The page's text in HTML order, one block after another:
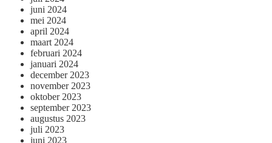
juni 2024
mei 2024
april 2024
maart 2024
februari 2024
januari 2024
december 2023
november 2023
oktober 2023
september 2023
augustus 2023
juli 2023
juni 2023